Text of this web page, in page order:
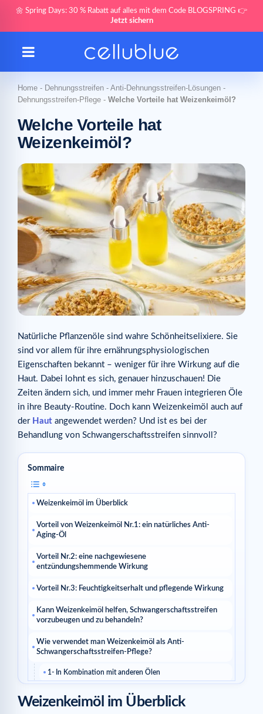
🌼 Spring Days: 30 % Rabatt auf alles mit dem Code BLOGSPRING 👉
Jetzt sichern
Home - Dehnungsstreifen - Anti-Dehnungsstreifen-Lösungen -
Dehnungsstreifen-Pflege - Welche Vorteile hat Weizenkeimöl?
Welche Vorteile hat
Weizenkeimöl?
Natürliche Pflanzenöle sind wahre Schönheitselixiere. Sie
sind vor allem für ihre ernährungsphysiologischen
Eigenschaften bekannt – weniger für ihre Wirkung auf die
Haut. Dabei lohnt es sich, genauer hinzuschauen! Die
Zeiten ändern sich, und immer mehr Frauen integrieren Öle
in ihre Beauty-Routine. Doch kann Weizenkeimöl auch auf
der Haut angewendet werden? Und ist es bei der
Behandlung von Schwangerschaftsstreifen sinnvoll?
Sommaire
Weizenkeimöl im Überblick
Vorteil von Weizenkeimöl Nr.1: ein natürliches Anti-
Aging-Öl
Vorteil Nr.2: eine nachgewiesene
entzündungshemmende Wirkung
Vorteil Nr.3: Feuchtigkeitserhalt und pflegende Wirkung
Kann Weizenkeimöl helfen, Schwangerschaftsstreifen
vorzubeugen und zu behandeln?
Wie verwendet man Weizenkeimöl als Anti-
Schwangerschaftsstreifen-Pflege?
1- In Kombination mit anderen Ölen
3- Als Anti-Schwangerschaftsstreifen-Peeling
Weizenkeimöl im Überblick